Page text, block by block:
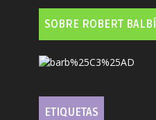
SOBRE ROBERT BALBÍ
ETIQUETAS